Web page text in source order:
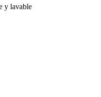
y lavable